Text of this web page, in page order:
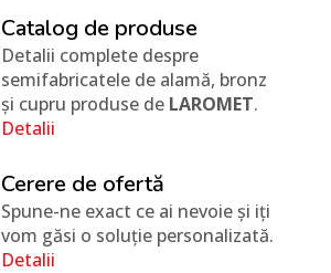
Catalog de produse
Detalii complete despre
semifabricatele de alamă, bronz
și cupru produse de LAROMET.
Detalii
Cerere de ofertă
Spune-ne exact ce ai nevoie și iți
vom găsi o soluție personalizată.
Detalii